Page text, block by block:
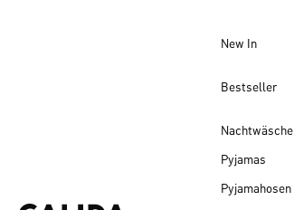
New In
Bestseller
Nachtwäsche
Pyjamas
Pyjamahosen